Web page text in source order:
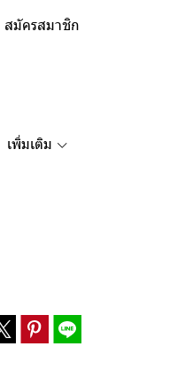
สมัครสมาชิก
เพิ่มเติม